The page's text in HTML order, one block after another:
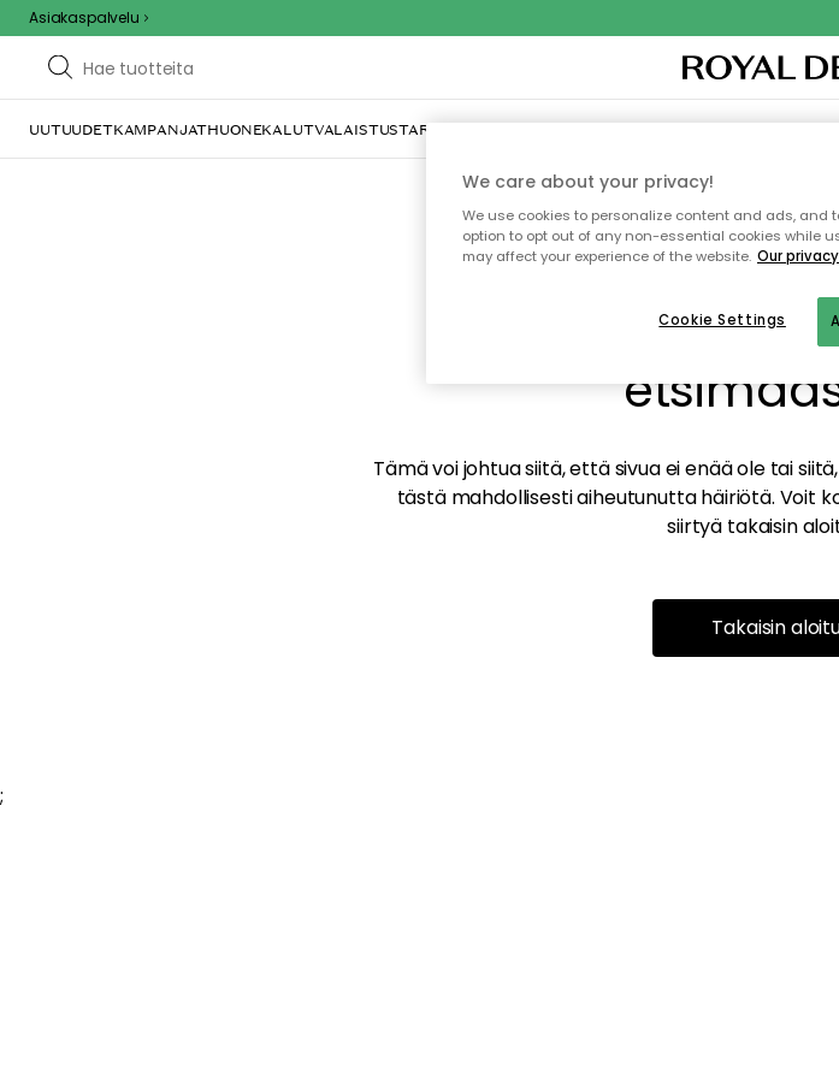
Asiakaspalvelu
UUTUUDETKAMPANJATHUONEKALUTVALAISTUSTARJOILU JA KATTAUSSISUSTUSTEKSTIILIT & MATOT
Emme
Tämä voi johtua siitä, että sivua ei enää ole tai
tästä mahdollisesti aiheutunutta häiriötä. Voit
siirtyä takaisin
Takaisin
;
We care about your privacy!
We use cookies to personalize content and ads, and
option to opt out of any non-essential cookies while
may affect your experience of the website. Our
Cookie Settings